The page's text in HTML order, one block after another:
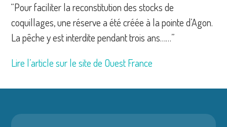
“Pour faciliter la reconstitution des stocks de
coquillages, une réserve a été créée à la pointe d’Agon.
La pêche y est interdite pendant trois ans……”
Lire l’article sur le site de Ouest France